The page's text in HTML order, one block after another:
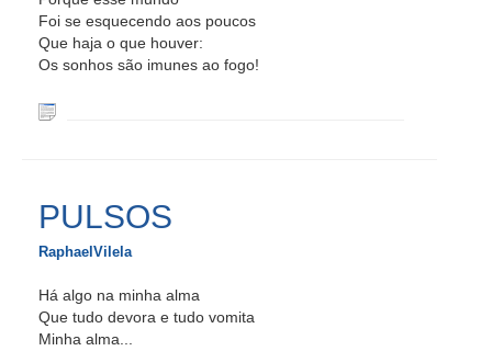
Foi se esquecendo aos poucos
Que haja o que houver:
Os sonhos são imunes ao fogo!
PULSOS
RaphaelVilela
Há algo na minha alma
Que tudo devora e tudo vomita
Minha alma...